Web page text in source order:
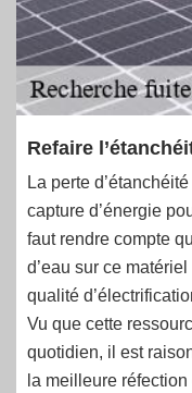
Refaire
La perte
capture d’énergie
faut rendre compte
d’eau sur ce
qualité
Vu que cette
quotidien, il est
la meilleure